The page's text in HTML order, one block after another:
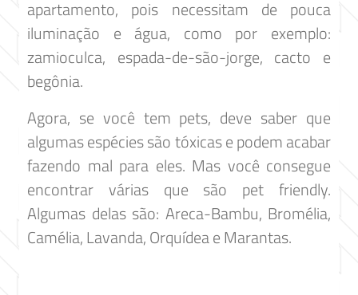
apartamento, pois necessitam de pouca
iluminação e água, como por exemplo:
zamioculca, espada-de-são-jorge, cacto e
begônia.
Agora, se você tem pets, deve saber que
algumas espécies são tóxicas e podem acabar
fazendo mal para eles. Mas você consegue
encontrar várias que são pet friendly.
Algumas delas são: Areca-Bambu, Bromélia,
Camélia, Lavanda, Orquídea e Marantas.